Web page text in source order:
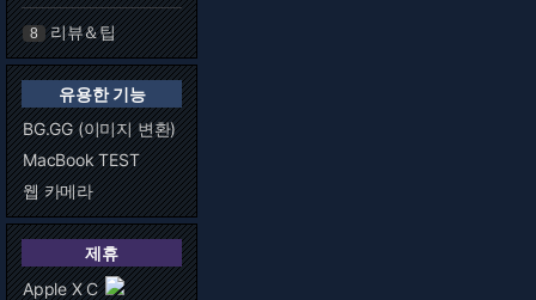
8 리뷰＆팁
유용한 기능
BG.GG (이미지 변환)
MacBook TEST
웹 카메라
제휴
Apple X C